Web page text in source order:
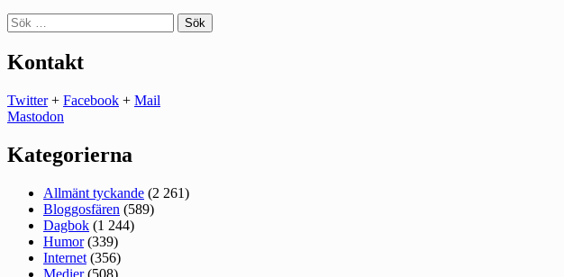
Sök
efter:
Kontakt
Twitter+ Facebook + Mail
Mastodon
Kategorierna
Allmänt tyckande (2 261)
Bloggosfären (589)
Dagbok (1 244)
Humor(339)
Internet (356)
Medier(508)